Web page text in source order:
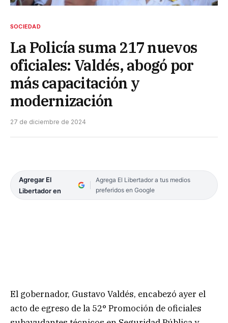
SOCIEDAD
La Policía suma 217 nuevos
oficiales: Valdés, abogó por
más capacitación y
modernización
27 de diciembre de 2024
Agregar El
Libertador en
Agrega El Libertador a tus medios
preferidos en Google
El gobernador, Gustavo Valdés, encabezó ayer el
acto de egreso de la 52° Promoción de oficiales